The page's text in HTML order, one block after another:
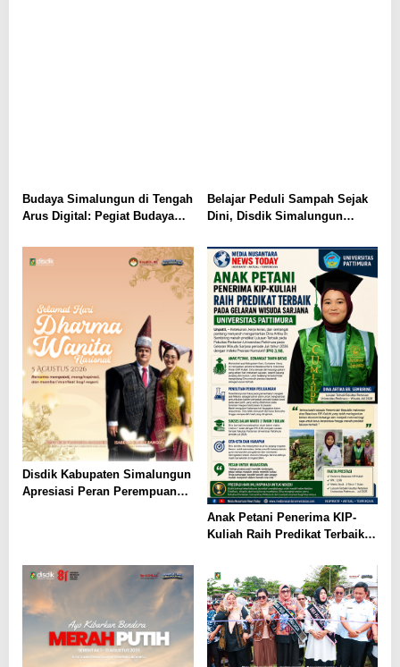
Budaya Simalungun di Tengah
Arus Digital: Pegiat Budaya
Muda Menjaga Identitas
Leluhur
Belajar Peduli Sampah Sejak
Dini, Disdik Simalungun
Berwawasan Lingkungan
Disdik Kabupaten Simalungun
Apresiasi Peran Perempuan
Anak Petani Penerima KIP-
Kuliah Raih Predikat Terbaik
Universitas Pattimura